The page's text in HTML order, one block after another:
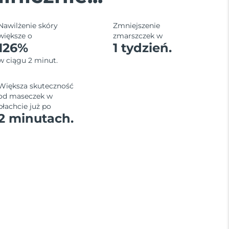
skóry
o
ciągu 2 minut.
Zmniejszenie
zmarszczek w
1 tydzień.
skuteczność
maseczek w
już po
minutach.